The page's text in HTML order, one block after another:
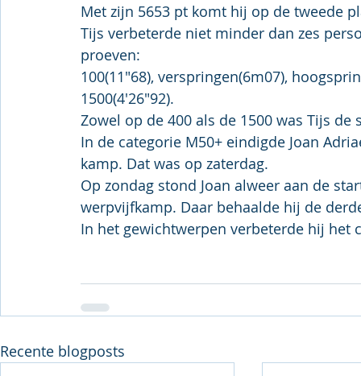
Met zijn 5653 pt komt hij op de tweede
Tijs verbeterde niet minder dan zes
proeven:
100(11"68), verspringen(6m07),
1500(4'26"92).
Zowel op de 400 als de 1500 was Tijs
In de categorie M50+ eindigde Joan
kamp. Dat was op zaterdag.
Op zondag stond Joan alweer aan de
werpvijfkamp. Daar behaalde hij de
In het gewichtwerpen verbeterde hij het
Recente blogposts